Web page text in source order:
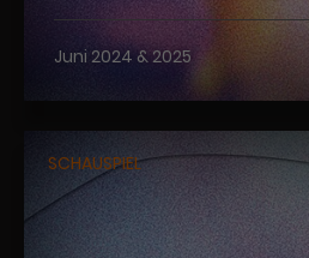
Juni 2024 & 2025
SCHAUSPIEL